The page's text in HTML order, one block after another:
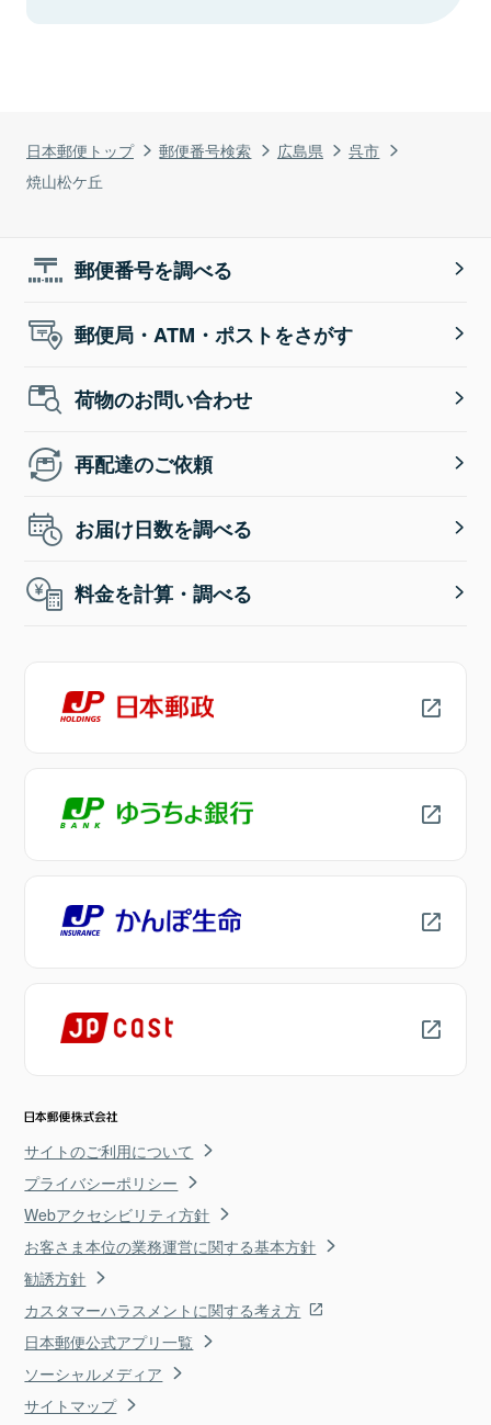
日本郵便トップ 郵便番号検索 広島県
呉市
焼山松ケ丘
郵便番号を調べる
郵便局・ATM・ポストをさがす
荷物のお問い合わせ
再配達のご依頼
お届け日数を調べる
料金を計算・調べる
サイトのご利用について
プライバシーポリシー
Webアクセシビリティ方針
お客さま本位の業務運営に関する基本方針
勧誘方針
カスタマーハラスメントに関する考え方
日本郵便公式アプリ一覧
ソーシャルメディア
サイトマップ